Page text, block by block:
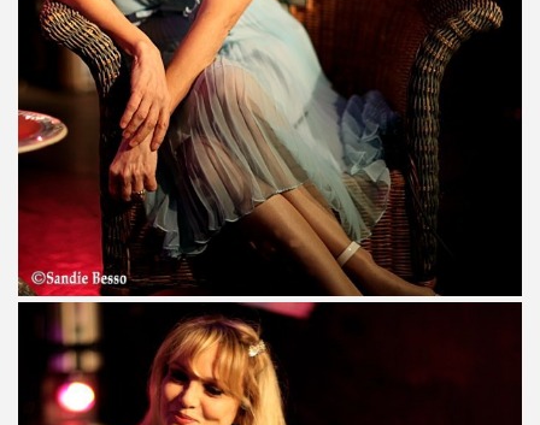
avec ALEXANDRE WETTER : chronique detaillee.
(2016) de DR JOHN COOPER CLARKE et HUGH
BENJAMIN SIKSOU dans "LES SOULIERS
FRANCE le 7 decembre 2019 au Silencio (Paris) :
d'ICI PARIS : chronique detaillee.
FAMILY les 19 et 20 decembre 2019 a La
Du 16 au 22 novembre 2019 pour l expo "La fabrique
de MARIE FRANCE (realise et compose par